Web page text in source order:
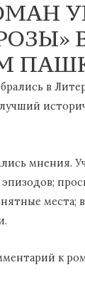
в
мнения.
места;
к